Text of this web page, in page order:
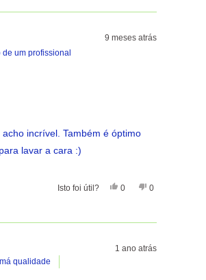
um profissional
9 meses atrás
incrível. Também é óptimo
lavar a cara :)
Isto foi útil? Sim, Esta Avaliação
0Pessoas Votaram Sim
Não, Esta
0Pessoas
qualidade
1 ano atrás